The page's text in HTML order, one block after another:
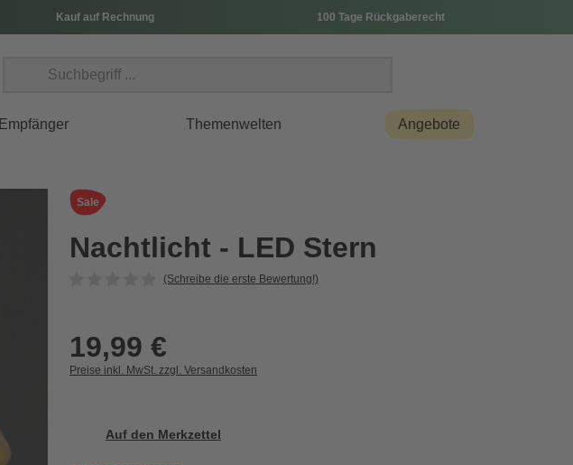
Kauf auf Rechnung 100 Tage Rückgaberecht
Empfänger Themenwelten Angebote
Sale
Nachtlicht - LED Stern
(Schreibe die erste Bewertung!)
19,99 €
Preise inkl. MwSt. zzgl. Versandkosten
Auf den Merkzettel